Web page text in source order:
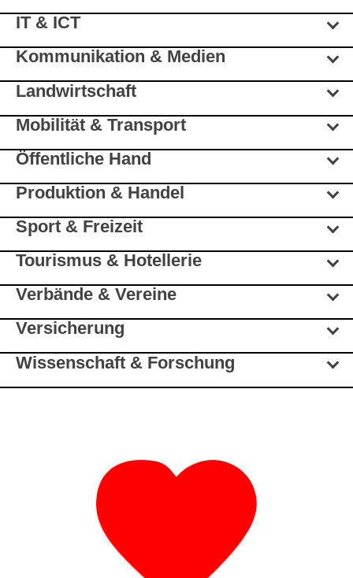
IT & ICT
Kommunikation & Medien
Landwirtschaft
Mobilität & Transport
Öffentliche Hand
Produktion & Handel
Sport & Freizeit
Tourismus & Hotellerie
Verbände & Vereine
Versicherung
Wissenschaft & Forschung